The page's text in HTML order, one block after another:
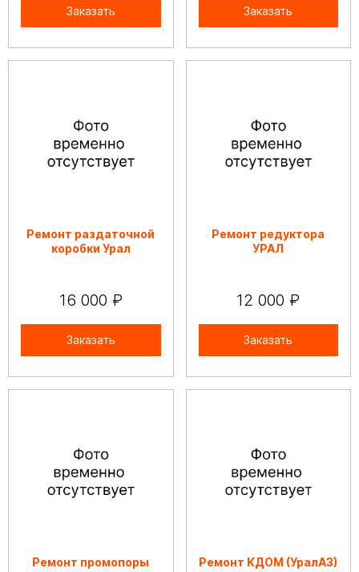
Заказать Заказать
Ремонт раздаточной
коробки Урал
16 000 ₽
Заказать
Ремонт редуктора
УРАЛ
12 000 ₽
Заказать
Ремонт промопоры
Ремонт КДОМ (УралАЗ)